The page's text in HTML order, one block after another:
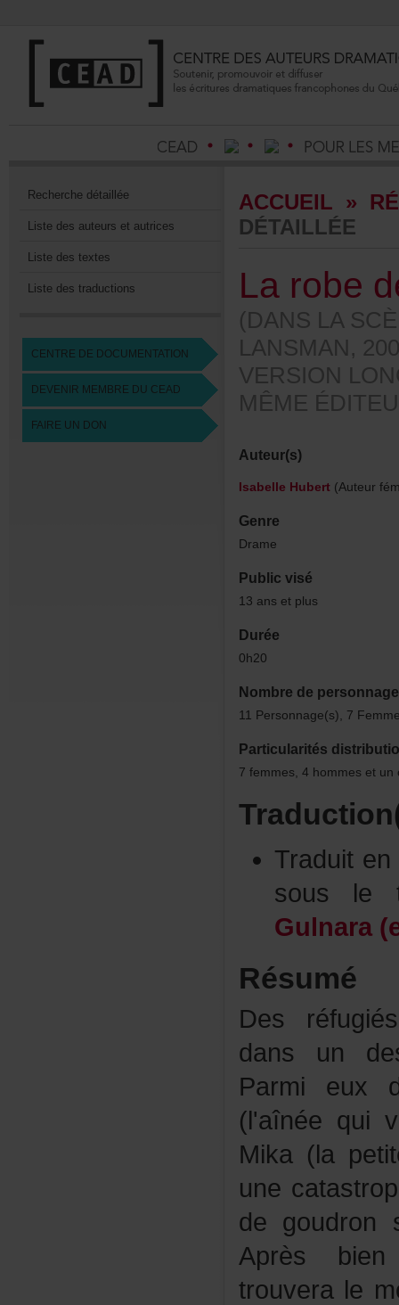
Recherchedétaillée
Listedesauteursetautrices
Listedestextes
Listedestraductions
CENTREDEDOCUMENTATION
DEVENIRMEMBREDUCEAD
FAIREUNDON
ACCUEIL »
DÉTAILLÉE
Auteur(s)
IsabelleHubert
Genre
Drame
Publicvisé
13ansetplus
Durée
0h20
Résumé